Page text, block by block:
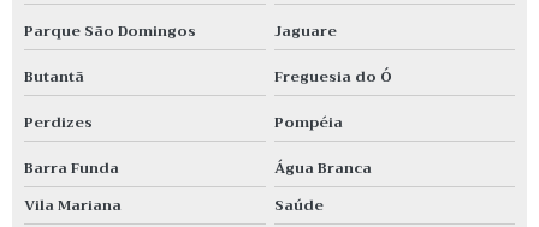
Parque São Domingos
Jaguare
Butantã
Freguesia do Ó
Perdizes
Pompéia
Barra Funda
Água Branca
Vila Mariana
Saúde